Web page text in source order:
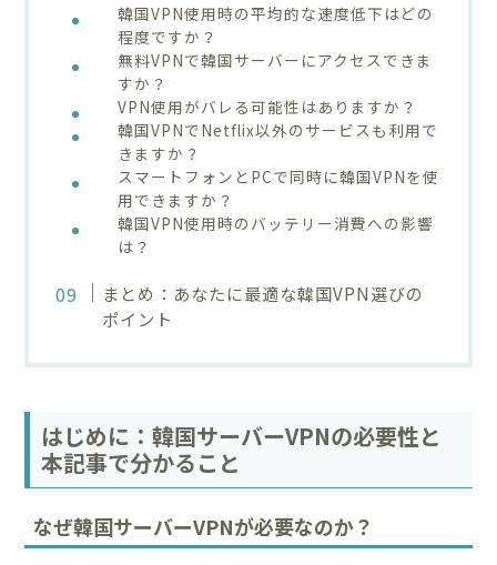
韓国VPN使用時の平均的な速度低下はどの
程度ですか？
無料VPNで韓国サーバーにアクセスできま
すか？
VPN使用がバレる可能性はありますか？
韓国VPNでNetflix以外のサービスも利用で
きますか？
スマートフォンとPCで同時に韓国VPNを使
用できますか？
韓国VPN使用時のバッテリー消費への影響
は？
まとめ：あなたに最適な韓国VPN選びの
ポイント
はじめに：韓国サーバーVPNの必要性と
本記事で分かること
なぜ韓国サーバーVPNが必要なのか？